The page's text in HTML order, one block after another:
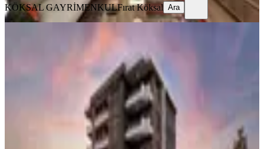
KÖKSAL GAYRİMENKULFırat Köksal Ara
Piraziz De Hastane Üniversite Yanında
Yatırım Fırsatı
Giresun, Piraziz
·91 m² 1. Kat· 07.08.2026
3.900.000 ₺